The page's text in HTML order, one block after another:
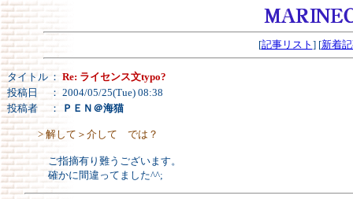
[記事リスト ] [新着
タイトル ： Re: ライセンス文typo?
投稿日
： 2004/05/25(Tue) 08:38
投稿者
： ＰＥＮ＠海猫
> 解して＞介して では？
ご指摘有り難うございます。
確かに間違ってました^^;